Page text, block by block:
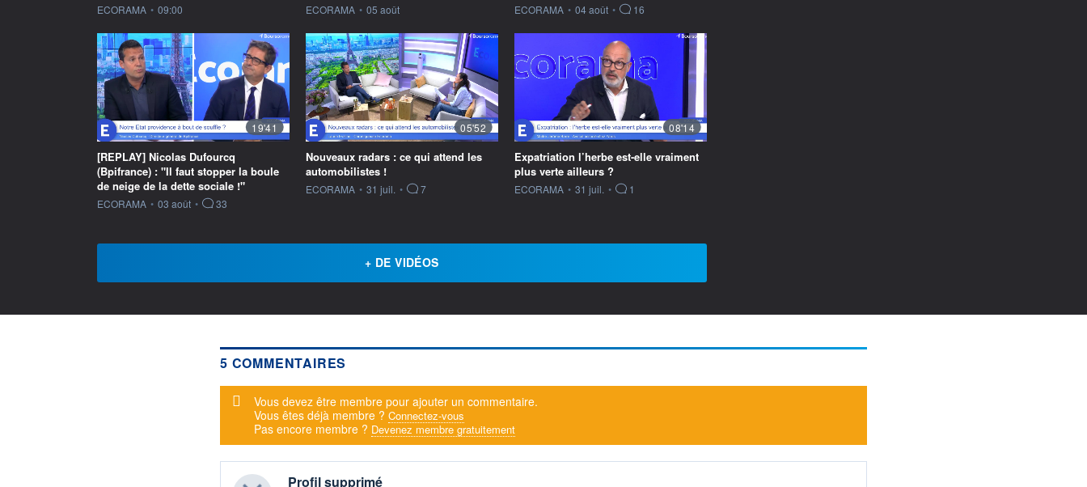
information fournie par
ECORAMA • 09:00 information fournie par
ECORAMA • 05 août information fournie par
ECORAMA • 04 août • 16
19'41
[REPLAY] Nicolas Dufourcq
(Bpifrance) : "Il faut stopper la boule
de neige de la dette sociale !"
information fournie par
ECORAMA • 03 août • 33
05'52
Nouveaux radars : ce qui attend les
automobilistes !
information fournie par
ECORAMA • 31 juil. • 7
08'14
Expatriation l’herbe est-elle vraiment
plus verte ailleurs ?
information fournie par
ECORAMA • 31 juil. • 1
+ DE VIDÉOS
5 COMMENTAIRES
Message d'alerte
Vous devez être membre pour ajouter un commentaire.
Vous êtes déjà membre ? Connectez-vous
Pas encore membre ? Devenez membre gratuitement
Profil supprimé